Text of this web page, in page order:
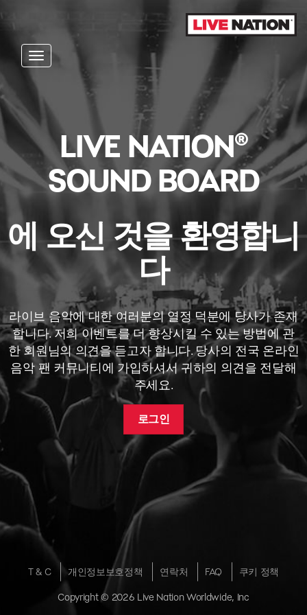
Toggle navigation
LIVE NATION®
SOUND BOARD
에 오신 것을 환영합니
다
라이브 음악에 대한 여러분의 열정 덕분에 당사가 존재
합니다. 저희 이벤트를 더 향상시킬 수 있는 방법에 관
한 회원님의 의견을 듣고자 합니다. 당사의 전국 온라인
음악 팬 커뮤니티에 가입하셔서 귀하의 의견을 전달해
주세요.
로그인
T & C 개인정보보호정책 연락처 FAQ 쿠키 정책
Copyright © 2026 Live Nation Worldwide, Inc